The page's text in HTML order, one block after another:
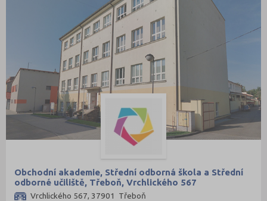
Obchodní akademie, Střední odborná škola a Střední
odborné učiliště, Třeboň, Vrchlického 567
Vrchlického 567, 37901 Třeboň